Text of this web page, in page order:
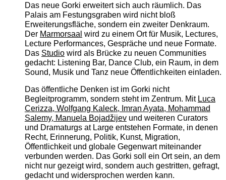
Das neue Gorki erweitert sich auch räumlich. Das
Palais am Festungsgraben wird nicht bloß
Erweiterungsfläche, sondern ein zweiter Denkraum.
Der Marmorsaal wird zu einem Ort für Musik, Lectures,
Lecture Performances, Gespräche und neue Formate.
Das Studiowird als Brücke zu neuen Communities
gedacht: Listening Bar, Dance Club, ein Raum, in dem
Sound, Musik und Tanz neue Öffentlichkeiten einladen.
Das öffentliche Denken ist im Gorki nicht
Begleitprogramm, sondern steht im Zentrum. Mit Luca
Cerizza, Wolfgang Kaleck, Imran Ayata, Mohammad
Salemy, Manuela Bojadžijevund weiteren Curators
und Dramaturgs at Large entstehen Formate, in denen
Recht, Erinnerung, Politik, Kunst, Migration,
Öffentlichkeit und globale Gegenwart miteinander
verbunden werden. Das Gorki soll ein Ort sein, an dem
nicht nur gezeigt wird, sondern auch gestritten, gefragt,
gedacht und widersprochen werden kann.